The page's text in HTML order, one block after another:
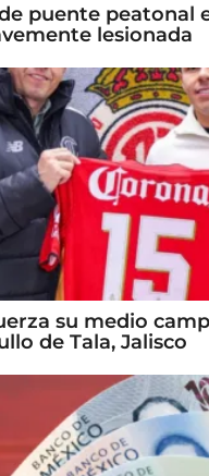
puente peatonal
lesionada
su medio
de Tala, Jalisco